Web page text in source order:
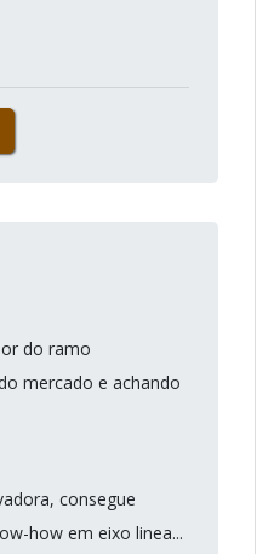
do ramo
mercado e achando
consegue
how em eixo linea...